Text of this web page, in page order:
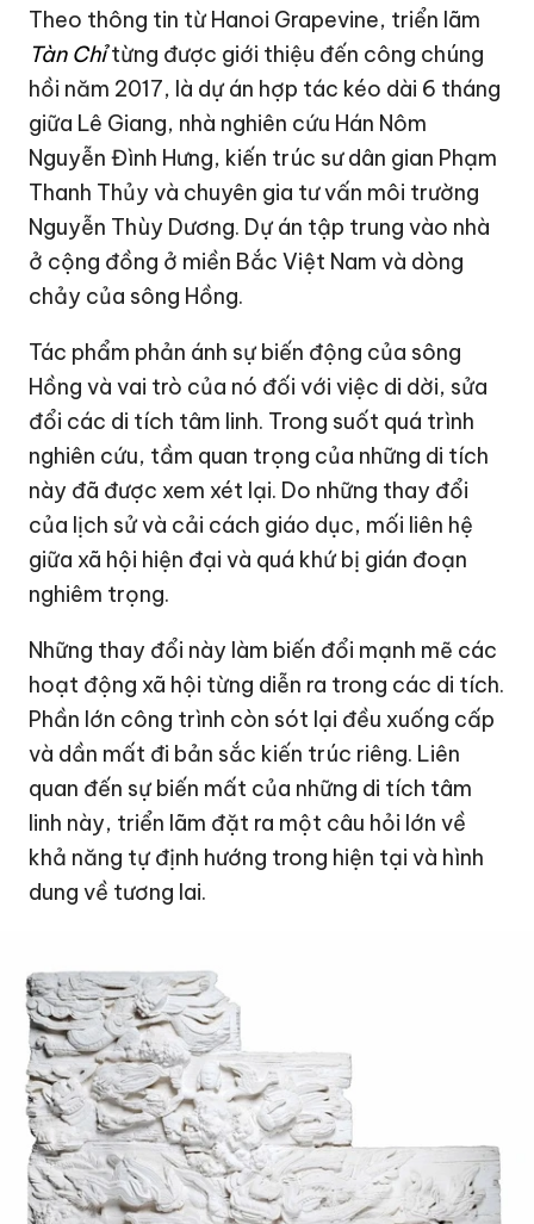
Theo thông tin từ Hanoi Grapevine, triển lãm
Tàn Chỉtừng được giới thiệu đến công chúng
hồi năm 2017, là dự án hợp tác kéo dài 6 tháng
giữa Lê Giang, nhà nghiên cứu Hán Nôm
Nguyễn Đình Hưng, kiến ​​trúc sư dân gian Phạm
Thanh Thủy và chuyên gia tư vấn môi trường
Nguyễn Thùy Dương. Dự án tập trung vào nhà
ở cộng đồng ở miền Bắc Việt Nam và dòng
chảy của sông Hồng.
Tác phẩm phản ánh sự biến động của sông
Hồng và vai trò của nó đối với việc di dời, sửa
đổi các di tích tâm linh. Trong suốt quá trình
nghiên cứu, tầm quan trọng của những di tích
này đã được xem xét lại. Do những thay đổi
của lịch sử và cải cách giáo dục, mối liên hệ
giữa xã hội hiện đại và quá khứ bị gián đoạn
nghiêm trọng.
Những thay đổi này làm biến đổi mạnh mẽ các
hoạt động xã hội từng diễn ra trong các di tích.
Phần lớn công trình còn sót lại đều xuống cấp
và dần mất đi bản sắc kiến ​​trúc riêng. Liên
quan đến sự biến mất của những di tích tâm
linh này, triển lãm đặt ra một câu hỏi lớn về
khả năng tự định hướng trong hiện tại và hình
dung về tương lai.